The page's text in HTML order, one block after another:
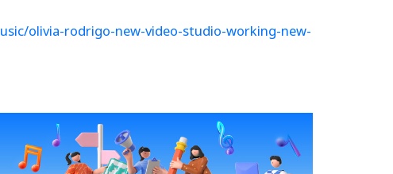
olivia-rodrigo-new-video-studio-working-new-